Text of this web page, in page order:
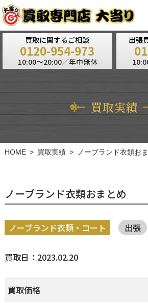
買取に関するご相談
0120-954-973
10:00～20:00／年中無休
出張
買取実績
HOME 買取実績 ノーブランド衣類お
ノーブランド衣類おまとめ
ノーブランド衣類・コート 出張
買取日：2023.02.20
買取価格